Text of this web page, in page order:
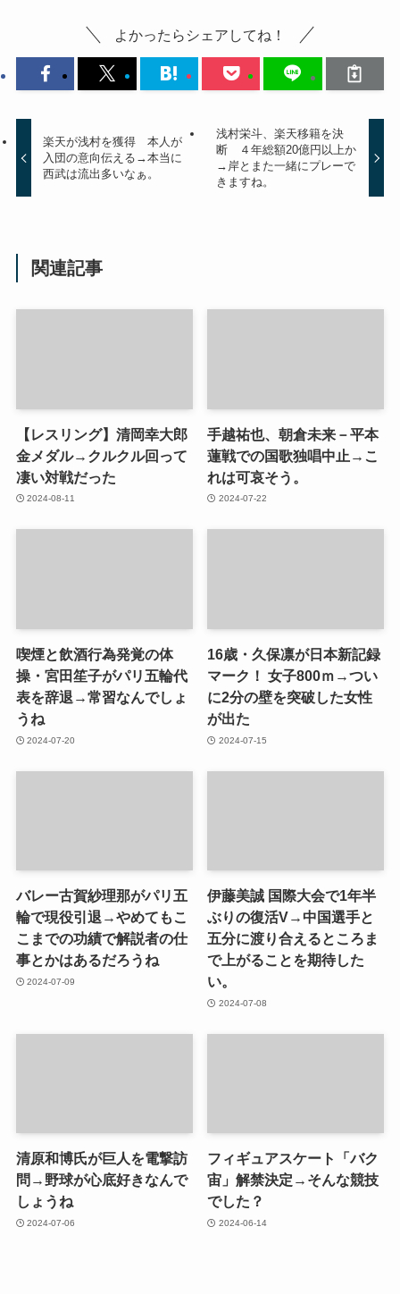
よかったらシェアしてね！
楽天が浅村を獲得 本人が
入団の意向伝える→本当に
西武は流出多いなぁ。
浅村栄斗、楽天移籍を決
断 ４年総額20億円以上か
→岸とまた一緒にプレーで
きますね。
関連記事
【レスリング】清岡幸大郎
金メダル→クルクル回って
凄い対戦だった
2024-08-11
手越祐也、朝倉未来－平本
蓮戦での国歌独唱中止→こ
れは可哀そう。
2024-07-22
喫煙と飲酒行為発覚の体
操・宮田笙子がパリ五輪代
表を辞退→常習なんでしょ
うね
2024-07-20
16歳・久保凛が日本新記録
マーク！ 女子800ｍ→つい
に2分の壁を突破した女性
が出た
2024-07-15
バレー古賀紗理那がパリ五
輪で現役引退→やめてもこ
こまでの功績で解説者の仕
事とかはあるだろうね
2024-07-09
伊藤美誠 国際大会で1年半
ぶりの復活V→中国選手と
五分に渡り合えるところま
で上がることを期待した
い。
2024-07-08
清原和博氏が巨人を電撃訪
問→野球が心底好きなんで
しょうね
2024-07-06
フィギュアスケート「バク
宙」解禁決定→そんな競技
でした？
2024-06-14